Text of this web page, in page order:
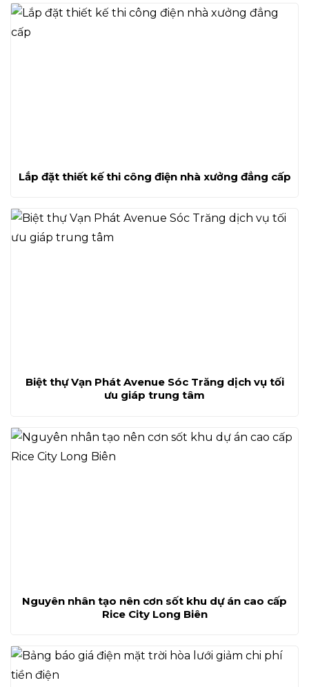
Lắp đặt thiết kế thi công điện nhà xưởng đẳng cấp
Biệt thự Vạn Phát Avenue Sóc Trăng dịch vụ tối
ưu giáp trung tâm
Nguyên nhân tạo nên cơn sốt khu dự án cao cấp
Rice City Long Biên